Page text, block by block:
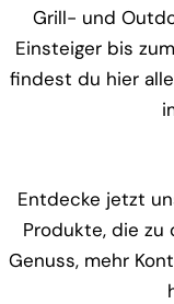
Grill- und
Einsteiger bis
findest du hier
Entdecke jetzt
Produkte, die
Genuss, mehr